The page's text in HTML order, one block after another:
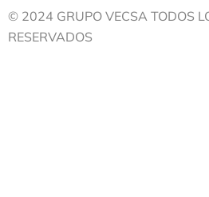
© 2024 GRUPO VECSA TODOS
RESERVADOS